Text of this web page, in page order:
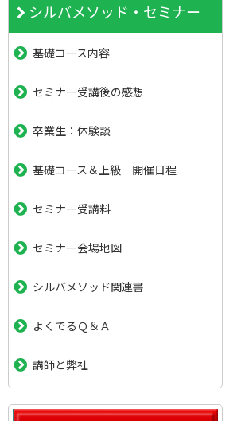
シルバメソッド・セミナー
基礎コース内容
セミナー受講後の感想
卒業生：体験談
基礎コース＆上級 開催日程
セミナー受講料
セミナー会場地図
シルバメソッド関連書
よくでるＱ＆Ａ
講師と弊社